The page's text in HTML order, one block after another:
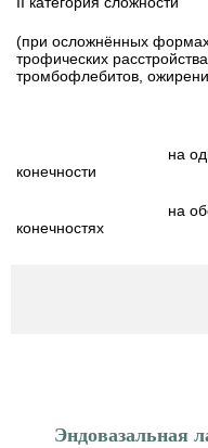
(при осложнённых
трофических
тромбофлебитов,
на одной
на обеих
конечностях
Эндовазальная